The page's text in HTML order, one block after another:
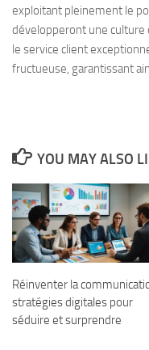
exploitant pleinement le
développeront une culture
le service client
fructueuse, garantissant
YOU MAY ALSO
Réinventer la
stratégies digitales pour
séduire et surprendre